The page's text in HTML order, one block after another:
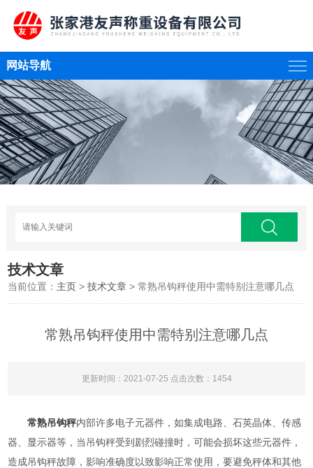
网站导航
技术文章
当前位置： 主页 >技术文章 > 常熟吊钩秤使用中需特别注意哪几点
常熟吊钩秤使用中需特别注意哪几点
更新时间：2021-07-25 点击次数：1454
常熟吊钩秤内部许多电子元器件，如集成电路、石英晶体、传感
器、显示器等，当吊钩秤受到剧烈碰撞时，可能会损坏这些元器件，
造成吊钩秤故障，影响准确度以致影响正常使用，要避免秤体和其他